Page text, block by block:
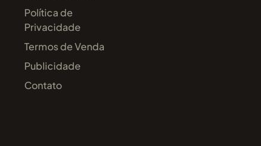
Política de
Privacidade
Termos de Venda
Publicidade
Contato